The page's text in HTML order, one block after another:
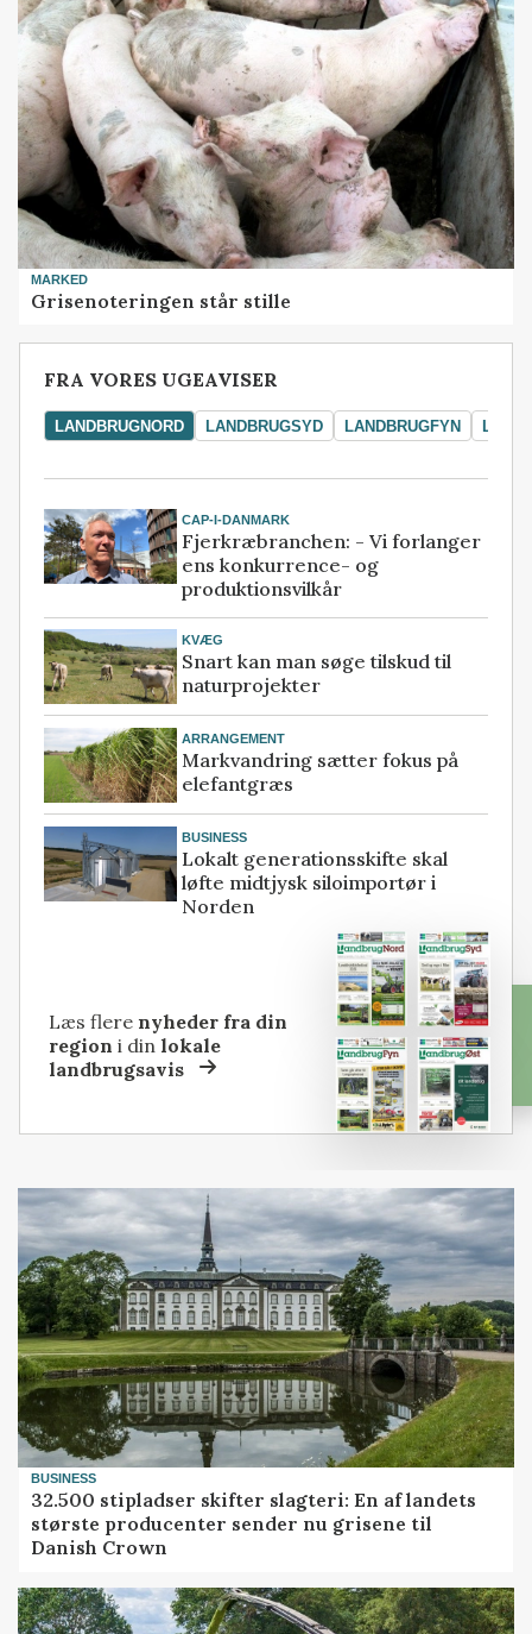
MARKED
Grisenoteringen står stille
FRA VORES UGEAVISER
LANDBRUGNORD LANDBRUGSYD LANDBRUGFYN
CAP-I-DANMARK
Fjerkræbranchen: - Vi forlanger
ens konkurrence- og
produktionsvilkår
KVÆG
Snart kan man søge tilskud til
naturprojekter
ARRANGEMENT
Markvandring sætter fokus på
elefantgræs
BUSINESS
Lokalt generationsskifte skal
løfte midtjysk siloimportør i
Norden
Læs flere nyheder fra din
region i dinlokale
landbrugsavis
BUSINESS
32.500 stipladser skifter slagteri: En af landets
største producenter sender nu grisene til
Danish Crown